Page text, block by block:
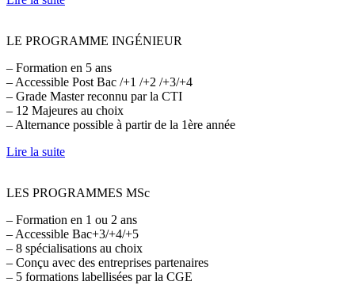
LE PROGRAMME INGÉNIEUR
– Formation en 5 ans
– Accessible Post Bac /+1 /+2 /+3/+4
– Grade Master reconnu par la CTI
– 12 Majeures au choix
– Alternance possible à partir de la 1ère année
Lire la suite
LES PROGRAMMES MSc
– Formation en 1 ou 2 ans
– Accessible Bac+3/+4/+5
– 8 spécialisations au choix
– Conçu avec des entreprises partenaires
– 5 formations labellisées par la CGE